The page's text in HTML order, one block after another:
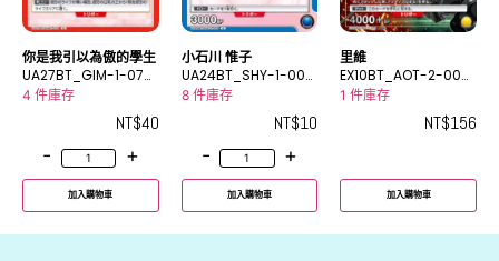
你是我引以為傲的學生
UA27BT_GIM-1-076
U
4 件庫存
NT$40
-
+
加入購物車
小石川 惟子
UA24BT_SHY-1-005
U
8 件庫存
NT$10
-
+
加入購物車
里維
EX10BT_AOT-2-009
_2SR★
1 件庫存
NT$156
加入購物車